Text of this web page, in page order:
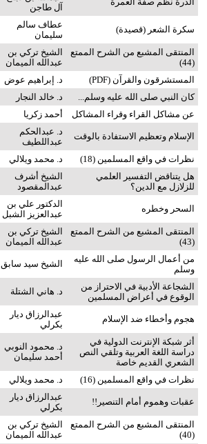
آل طاجن
سكرة الشعر (قصيدة)
عطاف سالم
سليمان
المنتقى المشبع من الشرح الممتع
(44)
الشيخ تركي بن
عبدالله الميمان
المستشرقون والقرآن (PDF) د. إبراهيم عوض
كان النبي صلى الله عليه وسلم...
د. خالد النجار
عن مشاكل القراء وقراء المشاكل
أحمد زكريا
الإسلام وتعظيم الاستفادة بالوقت
د. عبدالحكم
عبداللطيف
نظرات في واقع المسلمين (18) د. محمد ويلالي
هل يتناقض التفسير العلمي
للزلازل مع الدين؟
الشيخ أشرف
عبدالمقصود
السحر وخطره
الدكتور علي بن
عبدالعزيز الشبل
المنتقى المشبع من الشرح الممتع
(43)
الشيخ تركي بن
عبدالله الميمان
من أعمال الرسول صلى الله عليه
وسلم
الشيخ سيد سابق
الشجاعة الأدبية في الاحتراز من
الوقوع في أعراض المسلمين
د. هاني الشتلة
هجوم وأخطاء ضد الإسلام
عبدالرزاق ديار
بكرلي
أثر شبكة الإنترنت الدولية في
دراسة اللغة العربية وتلقي النص
الشعري القديم خاصة
د. محمود النوبي
أحمد سليمان
نظرات في واقع المسلمين (16) د. محمد ويلالي
عقبات وهموم أمام التنصير!!
عبدالرزاق ديار
بكرلي
المنتقى المشبع من الشرح الممتع
(40)
الشيخ تركي بن
عبدالله الميمان